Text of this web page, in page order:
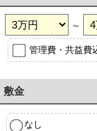
～
管理費・共益費
敷金
なし